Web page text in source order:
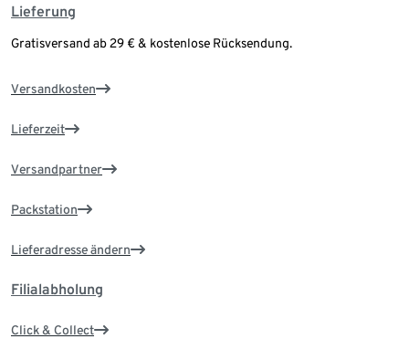
Lieferung
Gratisversand ab 29 € & kostenlose Rücksendung.
Versandkosten
Lieferzeit
Versandpartner
Packstation
Lieferadresse ändern
Filialabholung
Click & Collect